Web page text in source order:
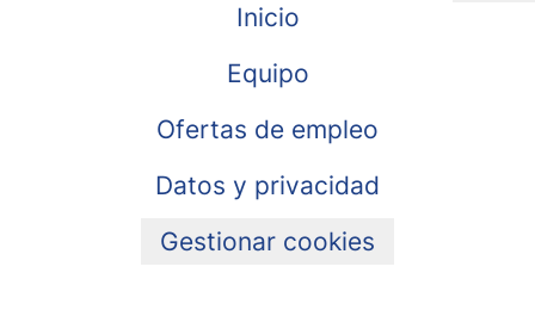
Inicio
Equipo
Ofertas de empleo
Datos y privacidad
Gestionar cookies